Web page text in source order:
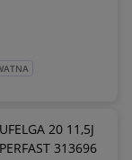
20 11,5J
313696